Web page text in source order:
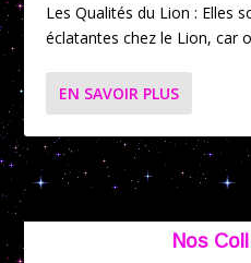
Les Qualités du Lion : Elles
éclatantes chez le Lion, car
EN SAVOIR PLUS
Nos